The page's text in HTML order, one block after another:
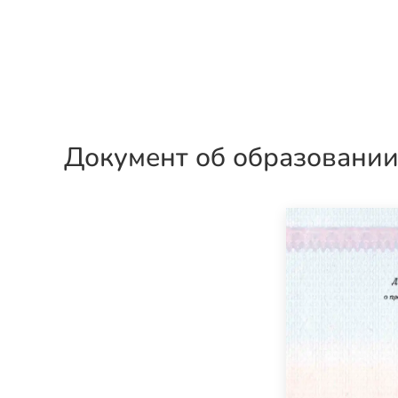
Документ об образовании